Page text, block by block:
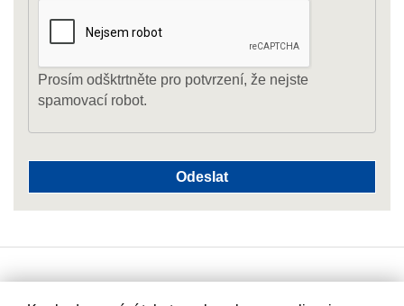
Prosím odšktrtněte pro potvrzení, že nejste
spamovací robot.